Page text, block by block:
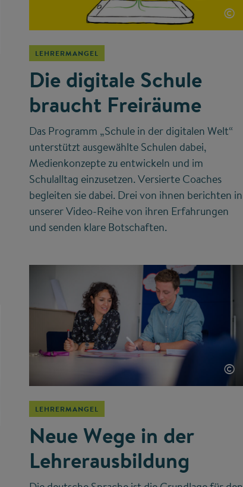
©
LEHRERMANGEL
Die digitale Schule
braucht Freiräume
Das Programm „Schule in der digitalen Welt“
unterstützt ausgewählte Schulen dabei,
Medienkonzepte zu entwickeln und im
Schulalltag einzusetzen. Versierte Coaches
begleiten sie dabei. Drei von ihnen berichten in
unserer Video-Reihe von ihren Erfahrungen
und senden klare Botschaften.
©
LEHRERMANGEL
Neue Wege in der
Lehrerausbildung